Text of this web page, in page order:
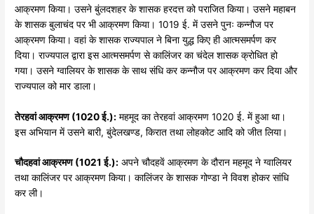
आक्रमण किया। उसने बुंलदशहर के शासक हरदत्त को पराजित किया। उसने महाबन
के शासक बुलाचंद पर भी आक्रमण किया। 1019 ई. में उसने पुनः कन्नौज पर
आक्रमण किया। वहां के शासक राज्यपाल ने बिना युद्ध किए ही आत्मसमर्पण कर
दिया। राज्यपाल द्वारा इस आत्मसमर्पण से कालिंजर का चंदेल शासक क्रोधित हो
गया। उसने ग्वालियर के शासक के साथ संधि कर कन्नौज पर आक्रमण कर दिया और
राज्यपाल को मार डाला।
तेरहवांआक्रमण (1020ई.): महमूद का तेरहवां आक्रमण 1020 ई. में हुआ था।
इस अभियान में उसने बारी, बुंदेलखण्ड, किरात तथा लोहकोट आदि को जीत लिया।
चौदहवांआक्रमण (1021ई.): अपने चौदहवें आक्रमण के दौरान महमूद ने ग्वालियर
तथा कालिंजर पर आक्रमण किया। कालिंजर के शासक गोण्डा ने विवश होकर सांधि
कर ली।